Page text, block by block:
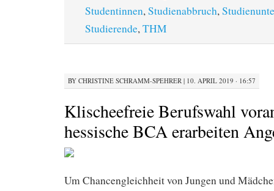
Studentinnen,Studienabbruch,
Studierende,THM
BY CHRISTINE SCHRAMM-SPEHRER | 10. APRIL 2019 · 16:57
Klischeefreie Berufswahl
hessische BCA erarbeiten
Um Chancengleichheit von Jungen und